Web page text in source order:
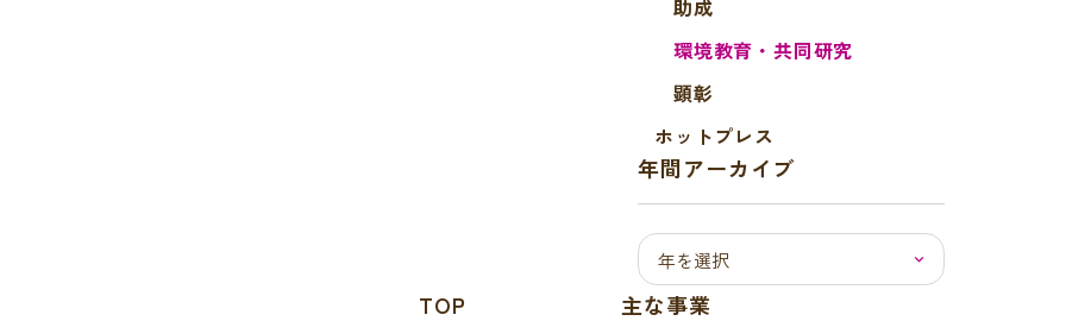
助成
環境教育・共同研究
顕彰
ホットプレス
年間アーカイブ
TOP 主な事業